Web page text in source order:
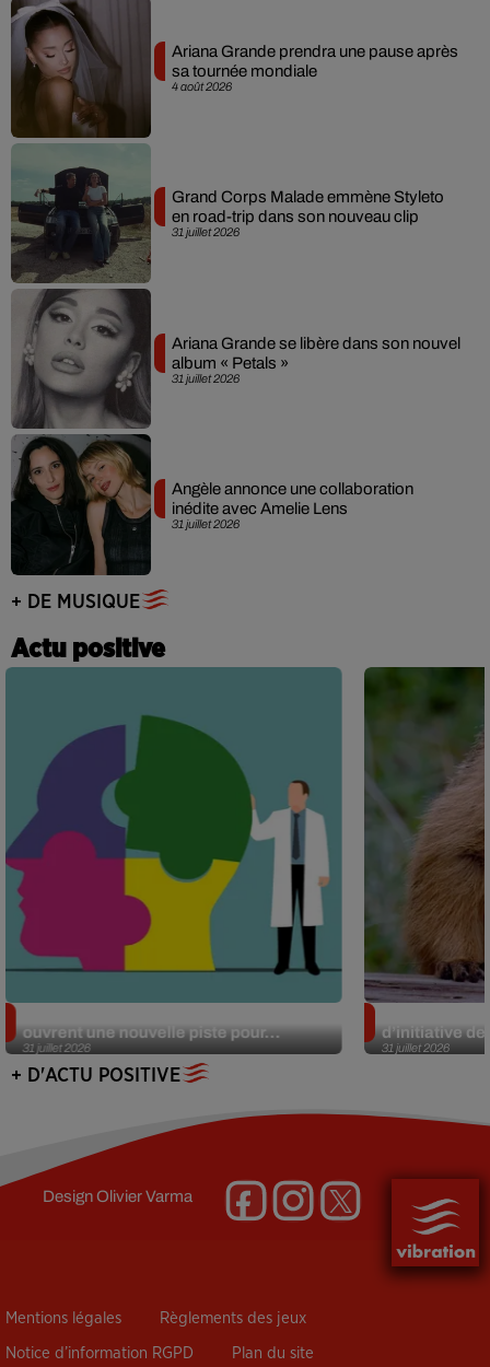
4 août 2026
Ariana Grande prendra une pause après
sa tournée mondiale
31 juillet 2026
Grand Corps Malade emmène Styleto
en road-trip dans son nouveau clip
31 juillet 2026
Ariana Grande se libère dans son nouvel
album « Petals »
31 juillet 2026
Angèle annonce une collaboration
inédite avec Amelie Lens
+ DE MUSIQUE
Actu positive
31 juillet 2026
ouvrent une nouvelle piste pour...
31 juillet 2026
d’initiative
+ D'ACTU POSITIVE
DesignOlivier Varma
Mentions légales Règlements des jeux
Notice d’information RGPD Plan du site